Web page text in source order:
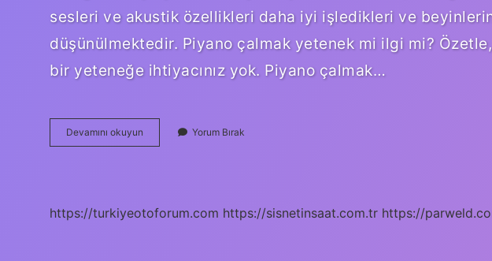
sesleri ve akustik özellikleri daha iyi işledikleri ve
düşünülmektedir. Piyano çalmak yetenek mi ilgi mi?
bir yeteneğe ihtiyacınız yok. Piyano çalmak…
Devamını okuyun
Kaç
Yorum Bırak
https://turkiyeotoforum.com https://sisnetinsaat.com.tr https://